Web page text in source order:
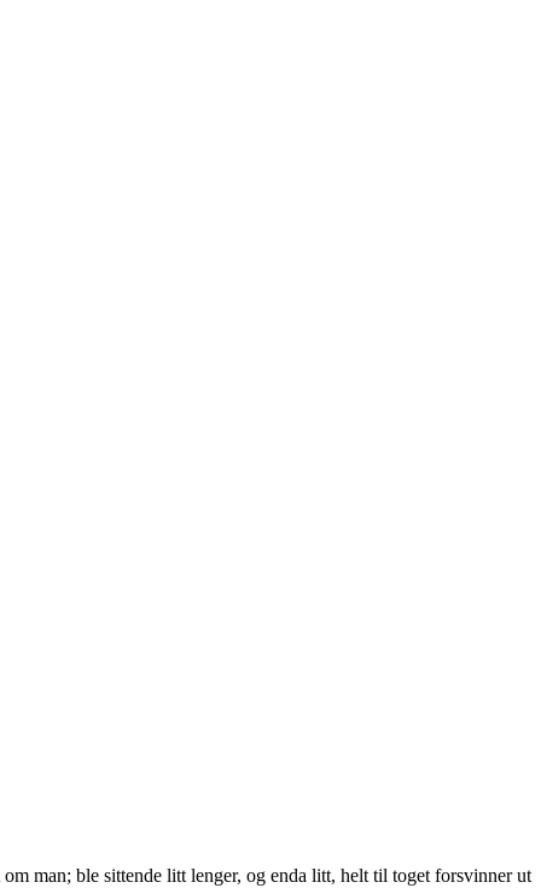
man; ble sittende litt lenger, og enda litt, helt til toget forsvinner ut